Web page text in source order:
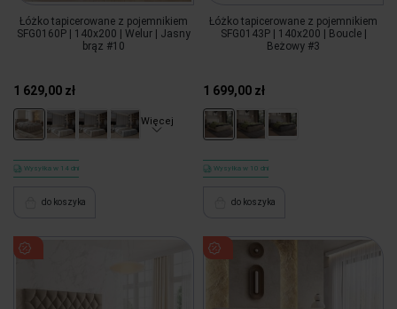
Łóżko tapicerowane z pojemnikiem
SFG0160P | 140x200 | Welur | Jasny
brąz #10
1 629,00 zł
Więcej
Wysyłka w 14 dni
do koszyka
Łóżko tapicerowane z pojemnikiem
SFG0143P | 140x200 | Boucle |
Beżowy #3
1 699,00 zł
Wysyłka w 10 dni
do koszyka